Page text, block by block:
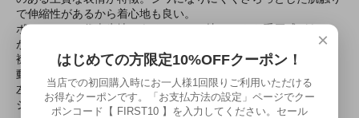
で伸縮性があるから着心地も良い。
ポロシャツの代表生地であるカノコと比べてやや重厚感がある
が、高級感のあるエレガントな雰囲気は魅力である。
襟・プラケット・袖口にオフホワイトの太めのティップライン、
動きやすいように両サイドにスリットが入る。
左胸にトロージャン ヘルメットのメタルバッジ、左裾にトロー
ジャンの織りラベル付き。
×
はじめての方限定10%OFFクーポン！
当店での初回購入時にお一人様1回限りご利用いただける
お得なクーポンです。「お支払方法の設定」ページでクー
ポンコード【 FIRST10 】を入力してください。セール